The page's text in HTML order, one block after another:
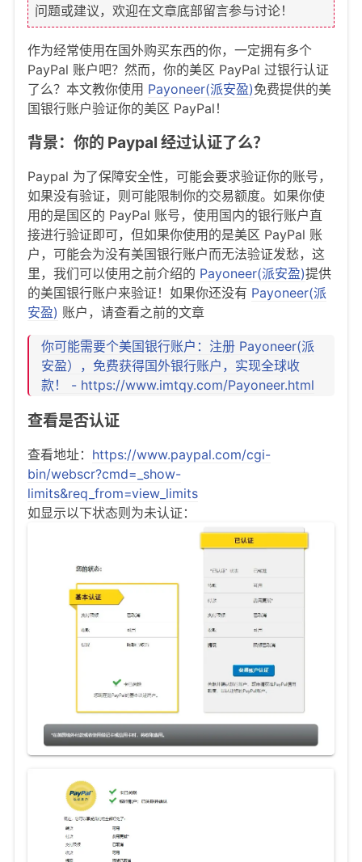
问题或建议，欢迎在文章底部留言参与讨论！
作为经常使用在国外购买东西的你，一定拥有多个
PayPal 账户吧？然而，你的美区 PayPal 过银行认证
了么？本文教你使用 Payoneer(派安盈)免费提供的美
国银行账户验证你的美区 PayPal！
背景：你的 Paypal 经过认证了么？
Paypal 为了保障安全性，可能会要求验证你的账号，
如果没有验证，则可能限制你的交易额度。如果你使
用的是国区的 PayPal 账号，使用国内的银行账户直
接进行验证即可，但如果你使用的是美区 PayPal 账
户，可能会为没有美国银行账户而无法验证发愁，这
里，我们可以使用之前介绍的 Payoneer(派安盈)提供
的美国银行账户来验证！如果你还没有 Payoneer(派
安盈) 账户，请查看之前的文章
你可能需要个美国银行账户：注册 Payoneer(派
安盈），免费获得国外银行账户，实现全球收
款！ - https://www.imtqy.com/Payoneer.html
查看是否认证
查看地址： https://www.paypal.com/cgi-
bin/webscr?cmd=_show-
limits&req_from=view_limits
如显示以下状态则为未认证：